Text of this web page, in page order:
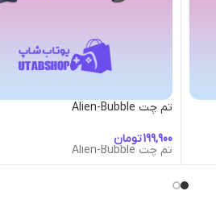
تم چت Alien-Bubble
تومان
تم چت Alien-Bubble